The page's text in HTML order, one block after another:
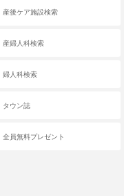
産後ケア施設検索
産婦人科検索
婦人科検索
タウン誌
全員無料プレゼント